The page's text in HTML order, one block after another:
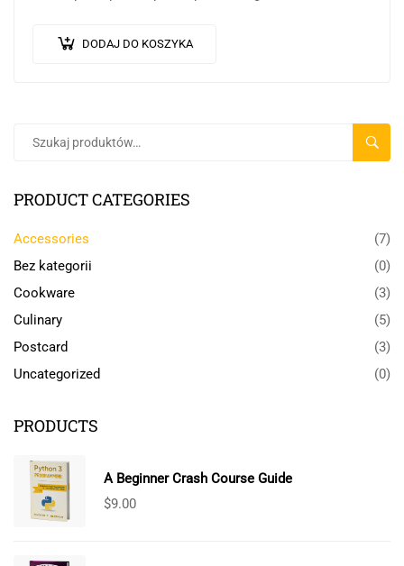
DODAJ DO KOSZYKA
PRODUCT CATEGORIES
Accessories
(7)
Bez kategorii
(0)
Cookware
(3)
Culinary
(5)
Postcard
(3)
Uncategorized
(0)
PRODUCTS
A Beginner Crash Course Guide
$9.00